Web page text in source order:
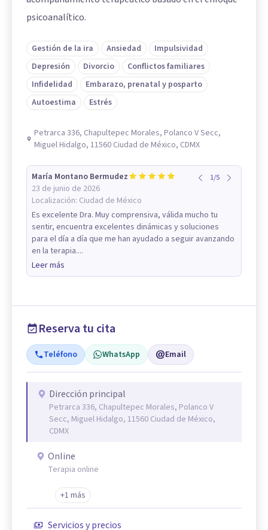
psicoanalítico.
Gestión de la ira Ansiedad
Impulsividad
Depresión
Divorcio
Conflictos familiares
Infidelidad
Embarazo, prenatal y posparto
Autoestima
Estrés
Petrarca 336, Chapultepec Morales, Polanco V Secc,
Miguel Hidalgo, 11560 Ciudad de México, CDMX
María Montano Bermudez
23 de junio de 2026
Localización: Ciudad de México
1/5
Es excelente Dra. Muy comprensiva, válida mucho tu
sentir, encuentra excelentes dinámicas y soluciones
para el día a día que me han ayudado a seguir avanzando
en la terapia....
Leer más
Reserva tu cita
Teléfono WhatsApp Email
Dirección principal
Petrarca 336, Chapultepec Morales, Polanco V
Secc, Miguel Hidalgo, 11560 Ciudad de México,
CDMX
Online
Terapia online
+1 más
Servicios y precios